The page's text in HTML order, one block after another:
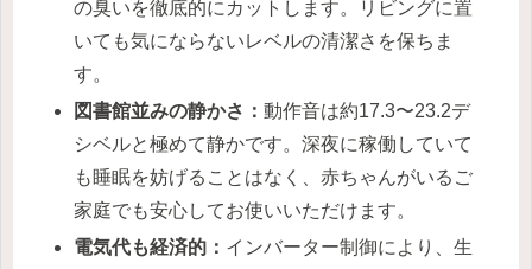
の臭いを徹底的にカットします。リビングに置
いても気にならないレベルの清潔さを保ちま
す。
図書館並みの静かさ：動作音は約17.3〜23.2デ
シベルと極めて静かです。深夜に稼働していて
も睡眠を妨げることはなく、赤ちゃんがいるご
家庭でも安心してお使いいただけます。
電気代も経済的： インバーター制御により、生